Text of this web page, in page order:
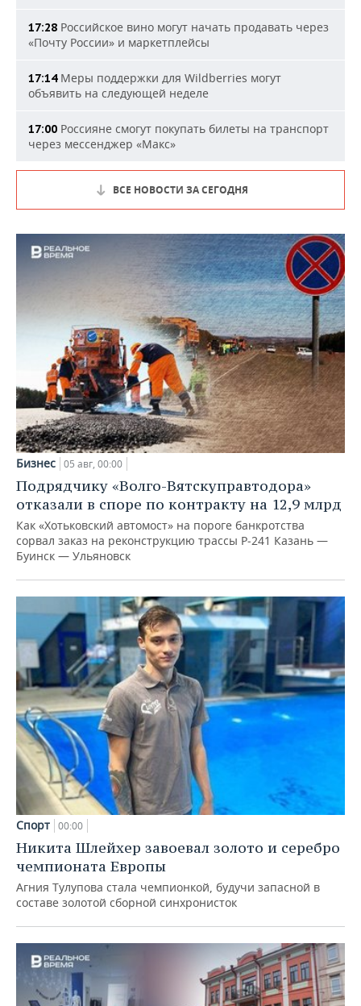
17:28 Российское вино могут начать продавать через
«Почту России» и маркетплейсы
17:14Меры поддержки для Wildberries могут
объявить на следующей неделе
17:00 Россияне смогут покупать билеты на транспорт
через мессенджер «Макс»
ВСЕ НОВОСТИ ЗА СЕГОДНЯ
Бизнес 05 авг, 00:00
Подрядчику «Волго-Вятскуправтодора»
отказали в споре по контракту на 12,9 млрд
Как «Хотьковский автомост» на пороге банкротства
сорвал заказ на реконструкцию трассы Р‑241 Казань —
Буинск — Ульяновск
Спорт 00:00
Никита Шлейхер завоевал золото и серебро
чемпионата Европы
Агния Тулупова стала чемпионкой, будучи запасной в
составе золотой сборной синхронисток